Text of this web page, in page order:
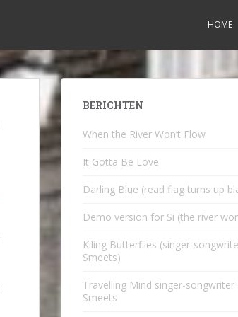
HOME
BERICHTEN
When the River Won’t Flow
It Gotta Be Love
Darling Blue (read flag turns up
Demo version for Si (the river
Kiling Butterflies (singer-
Smeets)
Travelling Mind singer-songwriter
Smeets